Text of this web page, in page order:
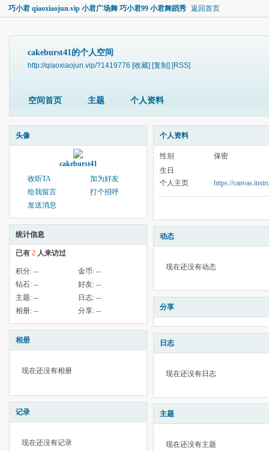
巧小君 qiaoxiaojun.vip 小君广场舞 巧小君99 小君舞蹈秀 返回首页
cakeburst41的个人空间
http://qiaoxiaojun.vip/?1419776 [收藏] [复制] [RSS]
空间首页 主题 个人资料
头像
cakeburst41
收听TA
加为好友
给我留言
打个招呼
发送消息
统计信息
已有 2 人来访过
积分: -- 金币: --
钻石: -- 好友: --
主题: -- 日志: --
相册: -- 分享: --
相册
现在还没有相册
记录
现在还没有记录
个人资料
性别
保密
生日
个人主页
https://
动态
现在还没有动态
分享
日志
现在还没有日志
主题
现在还没有主题